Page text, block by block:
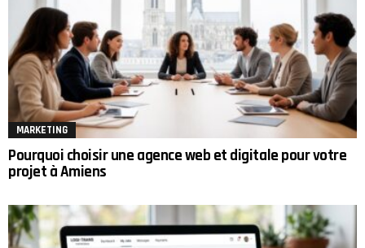
MARKETING
Pourquoi choisir une agence web et digitale pour votre
projet à Amiens